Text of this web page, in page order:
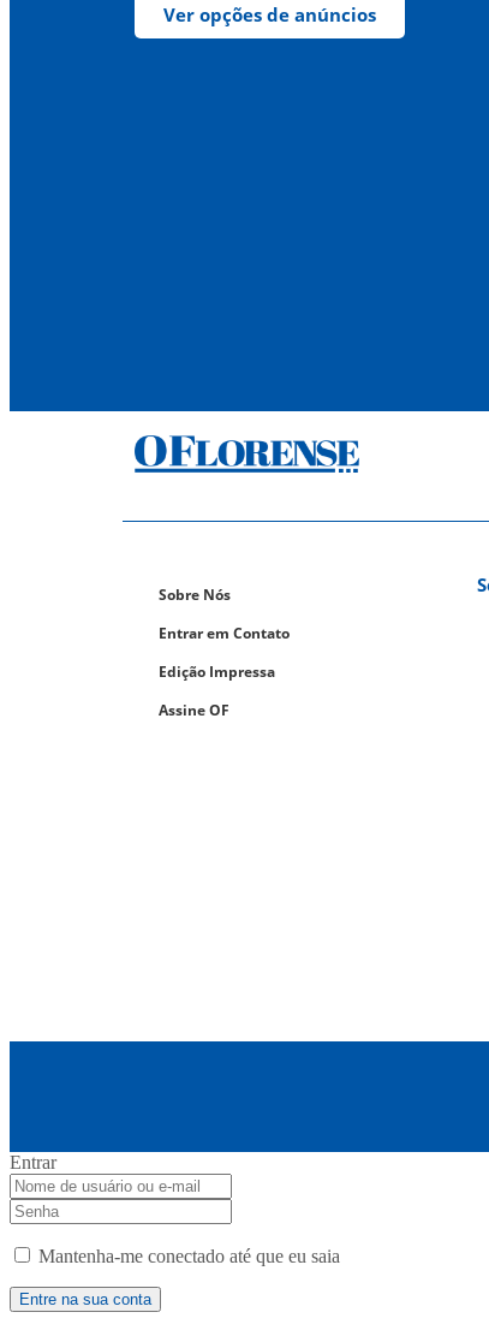
Ver opções de anúncios
Sobre Nós
Entrar em Contato
Edição Impressa
Assine OF
Entrar
Mantenha-me conectado até que eu saia